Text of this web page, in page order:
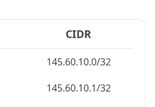
CIDR
145.60.10.0/32
145.60.10.1/32